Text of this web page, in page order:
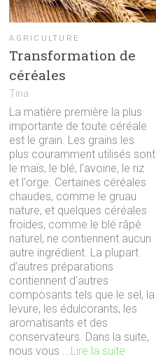
AGRICULTURE
Transformation de
céréales
Tina
La matière première la plus
importante de toute céréale
est le grain. Les grains les
plus couramment utilisés sont
le maïs, le blé, l'avoine, le riz
et l'orge. Certaines céréales
chaudes, comme le gruau
nature, et quelques céréales
froides, comme le blé râpé
naturel, ne contiennent aucun
autre ingrédient. La plupart
d’autres préparations
contiennent d'autres
composants tels que le sel, la
levure, les édulcorants, les
aromatisants et des
conservateurs. Dans la suite,
nous vous ...Lire la suite